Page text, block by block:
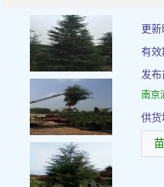
更新
有效
发布
南京
供货